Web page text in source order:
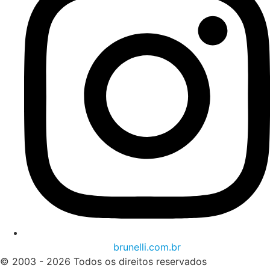
brunelli.com.br
© 2003 - 2026 Todos os direitos reservados